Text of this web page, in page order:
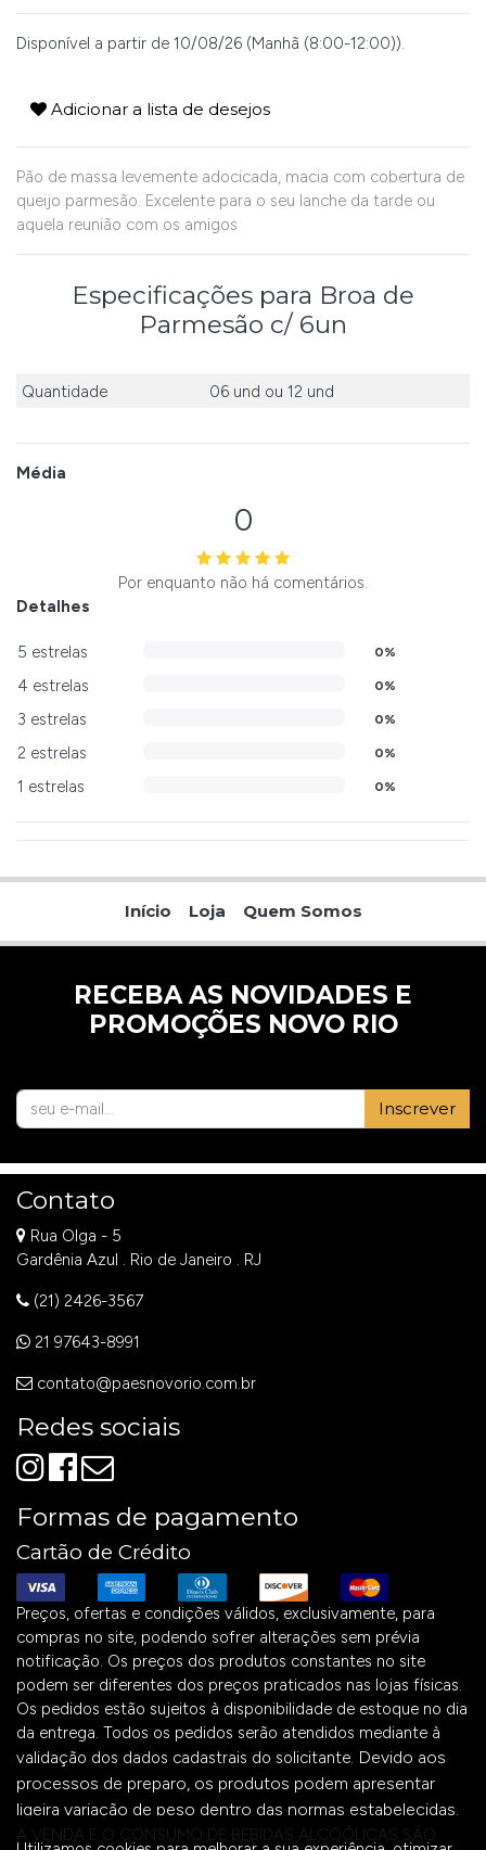
Disponível a partir de 10/08/26 (Manhã (8:00-12:00)).
Adicionar a lista de desejos
Pão de massa levemente adocicada, macia com cobertura de
queijo parmesão. Excelente para o seu lanche da tarde ou
aquela reunião com os amigos
Especificações para Broa de
Parmesão c/ 6un
Quantidade 06 und ou 12 und
Média
0
Por enquanto não há comentários.
Detalhes
5 estrelas 0%
4 estrelas 0%
3 estrelas 0%
2 estrelas 0%
1 estrelas 0%
Início Loja Quem Somos
RECEBA AS NOVIDADES E
PROMOÇÕES NOVO RIO
Inscrever
Contato
Rua Olga - 5
Gardênia Azul . Rio de Janeiro . RJ
(21) 2426-3567
21 97643-8991
contato@paesnovorio.com.br
Redes sociais
Formas de pagamento
Cartão de Crédito
Preços, ofertas e condições válidos, exclusivamente, para
compras no site, podendo sofrer alterações sem prévia
notificação. Os preços dos produtos constantes no site
podem ser diferentes dos preços praticados nas lojas físicas.
Os pedidos estão sujeitos à disponibilidade de estoque no dia
da entrega. Todos os pedidos serão atendidos mediante à
validação dos dados cadastrais do solicitante. Devido aos
processos de preparo, os produtos podem apresentar
ligeira variação de peso dentro das normas estabelecidas.
A VENDA E O CONSUMO DE BEBIDAS ALCOÓLICAS SÃO